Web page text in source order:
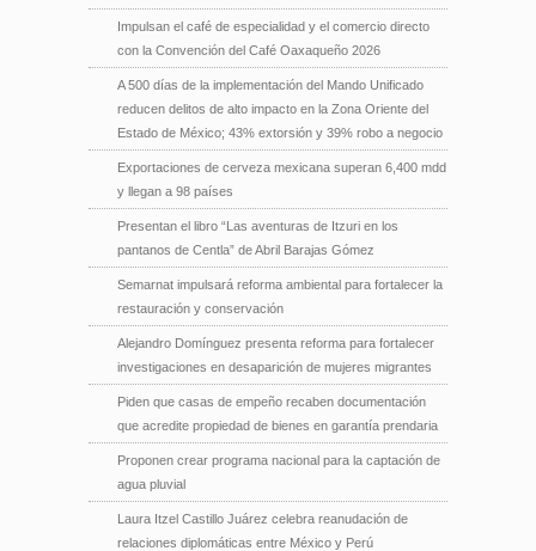
Impulsan el café de especialidad y el comercio directo
con la Convención del Café Oaxaqueño 2026
A 500 días de la implementación del Mando Unificado
reducen delitos de alto impacto en la Zona Oriente del
Estado de México; 43% extorsión y 39% robo a negocio
Exportaciones de cerveza mexicana superan 6,400 mdd
y llegan a 98 países
Presentan el libro “Las aventuras de Itzuri en los
pantanos de Centla” de Abril Barajas Gómez
Semarnat impulsará reforma ambiental para fortalecer la
restauración y conservación
Alejandro Domínguez presenta reforma para fortalecer
investigaciones en desaparición de mujeres migrantes
Piden que casas de empeño recaben documentación
que acredite propiedad de bienes en garantía prendaria
Proponen crear programa nacional para la captación de
agua pluvial
Laura Itzel Castillo Juárez celebra reanudación de
relaciones diplomáticas entre México y Perú